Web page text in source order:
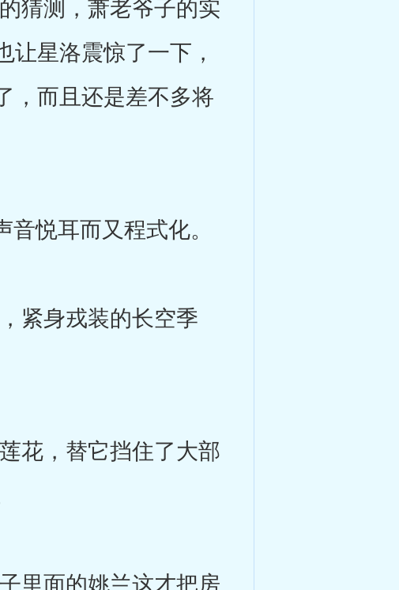
测，萧老爷子的实
星洛震惊了一下，
，而且还是差不多将
悦耳而又程式化。
紧身戎装的长空季
，替它挡住了大部
面的姚兰这才把房